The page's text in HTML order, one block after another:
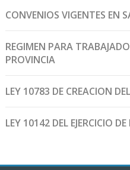
CONVENIOS VIGENTES EN
REGIMEN PARA
PROVINCIA
LEY 10783 DE CREACION
LEY 10142 DEL EJERCICIO